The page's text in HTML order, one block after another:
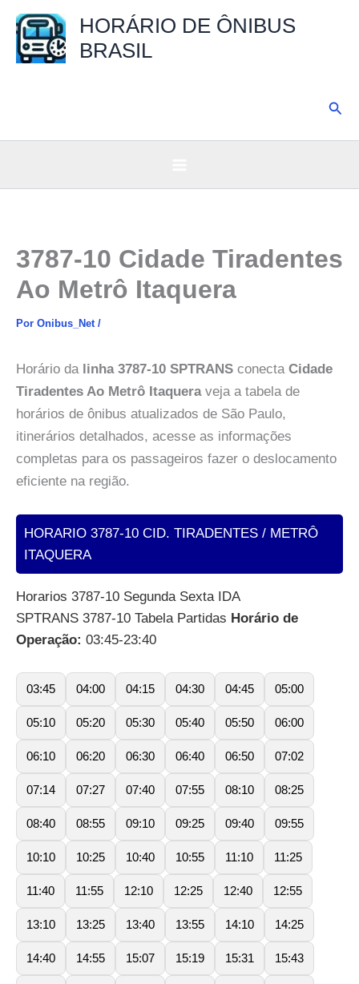
para
HORÁRIO DE ÔNIBUS
BRASIL
3787-10 Cidade Tiradentes
Ao Metrô Itaquera
Por Onibus_Net /
Horário da linha 3787-10 SPTRANS conecta Cidade
Tiradentes Ao Metrô Itaqueraveja a tabela de
horários de ônibus atualizados de São Paulo,
itinerários detalhados, acesse as informações
completas para os passageiros fazer o deslocamento
eficiente na região.
HORARIO 3787-10 CID. TIRADENTES / METRÔ
ITAQUERA
Horarios 3787-10 Segunda Sexta IDA
SPTRANS 3787-10 Tabela Partidas Horário de
Operação: 03:45-23:40
03:45 04:00 04:15 04:30 04:45 05:00
05:10 05:20 05:30 05:40 05:50 06:00
06:10 06:20 06:30 06:40 06:50 07:02
07:14 07:27 07:40 07:55 08:10 08:25
08:40 08:55 09:10 09:25 09:40 09:55
10:10 10:25 10:40 10:55 11:10 11:25
11:40 11:55 12:10 12:25 12:40 12:55
13:10 13:25 13:40 13:55 14:10 14:25
14:40 14:55 15:07 15:19 15:31 15:43